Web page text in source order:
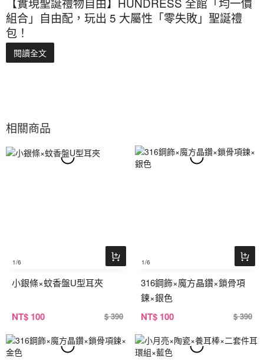
組合」自由配，玩出 5 大屬性「零失敗」聖誕禮
包！
閱讀全文
相關商品
1/6
小銀條×蚊香盤U型耳夾
NT$ 100 $ 390
1/6
316鋼飾×魔方晶鑽×鎖骨項
鍊×銀色
NT$ 100 $ 390